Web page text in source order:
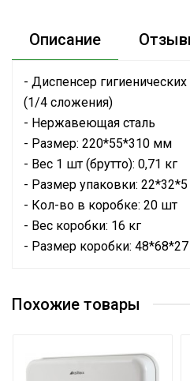
Описание
- Диспенсер
(1/4 сложения)
- Нержавеющая сталь
- Размер: 220*55*310 мм
- Вес 1 шт (брутто): 0,71 кг
- Размер упаковки:
- Кол-во в коробке: 20 шт
- Вес коробки: 16 кг
- Размер коробки:
Похожие товары